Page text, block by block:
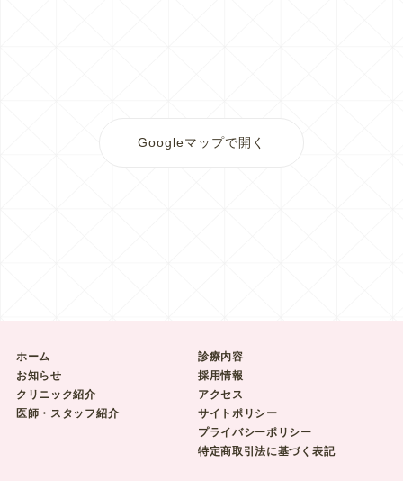
Googleマップで開く
ホーム
お知らせ
クリニック紹介
医師・スタッフ紹介
診療内容
採用情報
アクセス
サイトポリシー
プライバシーポリシー
特定商取引法に基づく表記